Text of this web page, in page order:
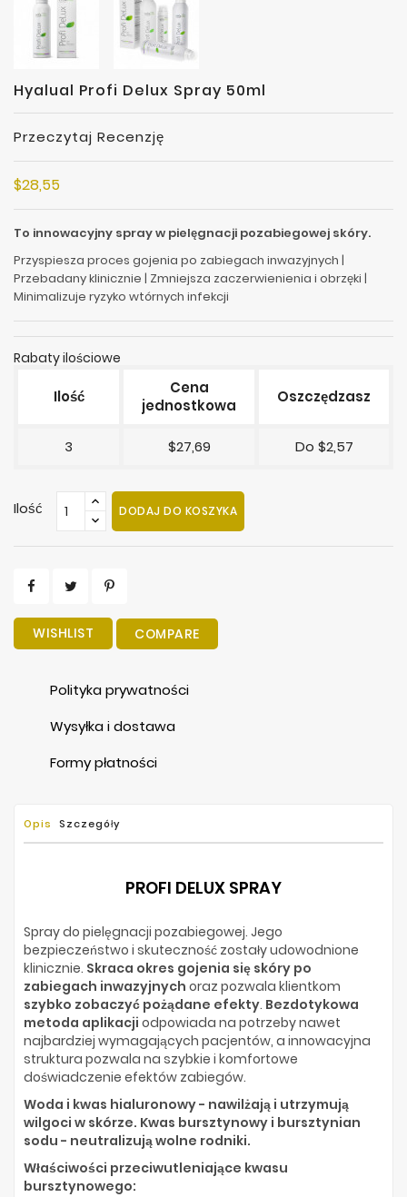
Hyalual Profi Delux Spray 50ml
Przeczytaj Recenzję
$28,55
To innowacyjny spray w pielęgnacji pozabiegowej skóry.
Przyspiesza proces gojenia po zabiegach inwazyjnych |
Przebadany klinicznie | Zmniejsza zaczerwienienia i obrzęki |
Minimalizuje ryzyko wtórnych infekcji
Rabaty ilościowe
Ilość
Cena
jednostkowa
Oszczędzasz
3 $27,69 Do $2,57
Ilość DODAJ DO KOSZYKA
WISHLIST COMPARE
Polityka prywatności
Wysyłka i dostawa
Formy płatności
Opis Szczegóły
PROFI DELUX SPRAY
Spray do pielęgnacji pozabiegowej. Jego
bezpieczeństwo i skuteczność zostały udowodnione
klinicznie. Skraca okres gojenia się skóry po
zabiegach inwazyjnych oraz pozwala klientkom
szybko zobaczyć pożądane efekty. Bezdotykowa
metoda aplikacji odpowiada na potrzeby nawet
najbardziej wymagających pacjentów, a innowacyjna
struktura pozwala na szybkie i komfortowe
doświadczenie efektów zabiegów.
Woda i kwas hialuronowy - nawilżają i utrzymują
wilgoci w skórze. Kwas bursztynowy i bursztynian
sodu - neutralizują wolne rodniki.
Właściwości przeciwutleniające kwasu
bursztynowego: